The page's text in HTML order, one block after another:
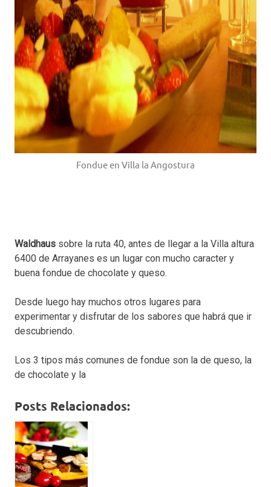
Fondue en Villa la Angostura
Waldhaus sobre la ruta 40, antes de llegar a la Villa altura
6400 de Arrayanes es un lugar con mucho caracter y
buena fondue de chocolate y queso.
Desde luego hay muchos otros lugares para
experimentar y disfrutar de los sabores que habrá que ir
descubriendo.
Los 3 tipos más comunes de fondue son la de queso, la
de chocolate y la
Posts Relacionados: